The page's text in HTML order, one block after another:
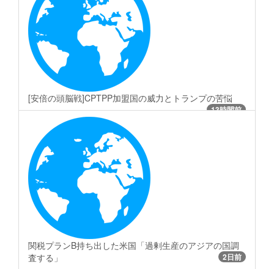
[安倍の頭脳戦]CPTPP加盟国の威力とトランプの苦悩
13時間前
関税プランB持ち出した米国「過剰生産のアジアの国調
査する」
2日前